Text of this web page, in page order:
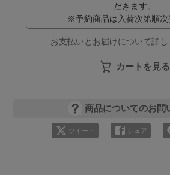
だきます。
※予約商品は入荷次第順次
お支払いとお届けについて詳し
カートを見る
商品についてのお問
ツイート シェア